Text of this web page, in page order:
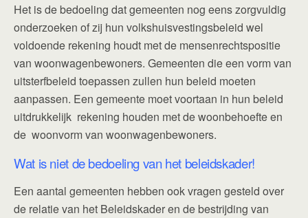
Het is de bedoeling dat gemeenten nog eens zorgvuldig
onderzoeken of zij hun volkshuisvestingsbeleid wel
voldoende rekening houdt met de mensenrechtspositie
van woonwagenbewoners. Gemeenten die een vorm van
uitsterfbeleid toepassen zullen hun beleid moeten
aanpassen. Een gemeente moet voortaan in hun beleid
uitdrukkelijk rekening houden met de woonbehoefte en
de woonvorm van woonwagenbewoners.
Wat is niet de bedoeling van het beleidskader!
Een aantal gemeenten hebben ook vragen gesteld over
de relatie van het Beleidskader en de bestrijding van